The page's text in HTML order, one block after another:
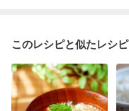
このレシピと似たレシピ